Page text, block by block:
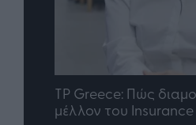
TP Greece: Πώς
μέλλον του Insurance